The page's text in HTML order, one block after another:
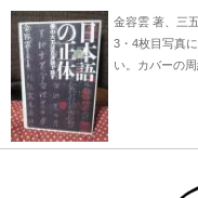
金容雲 著、三
3・4枚目写真
い。カバーの
で読んでいた
送します（簡
題はありませ
丁、書き込み
即時発送しま